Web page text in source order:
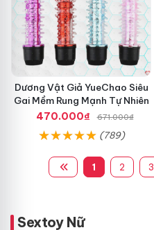
Dương Vật Giả YueChao Siêu
Gai Mềm Rung Mạnh Tự Nhiên
470.000₫
671.000₫
(789)
1 2 3
Sextoy Nữ